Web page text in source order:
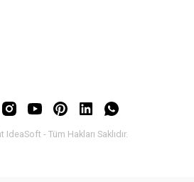
- Tüm Hakları Saklıdır.